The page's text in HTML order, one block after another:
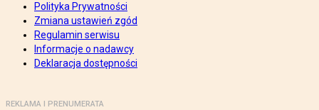
Polityka Prywatności
Zmiana ustawień zgód
Regulamin serwisu
Informacje o nadawcy
Deklaracja dostępności
REKLAMA I PRENUMERATA